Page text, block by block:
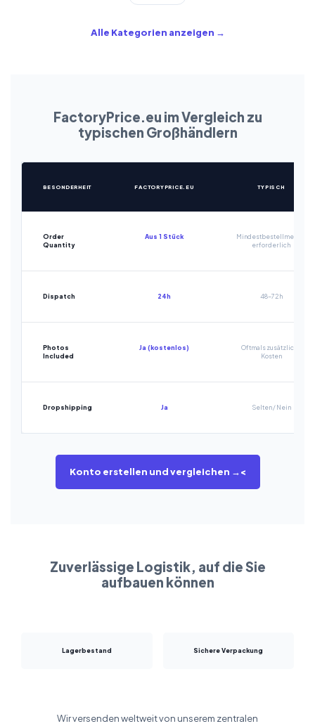
Alle Kategorien anzeigen →
FactoryPrice.eu im Vergleich zu
typischen Großhändlern
BESONDERHEIT FACTORYPRICE.EU TYPISCH
Order
Quantity
Aus 1 Stück
Mindestbestellmenge
erforderlich
Dispatch 24h 48-72h
Photos
Included
Ja (kostenlos)
Oftmals zusätzliche
Kosten
Dropshipping Ja Selten / Nein
Konto erstellen und vergleichen →<
Zuverlässige Logistik, auf die Sie
aufbauen können
Lagerbestand Sichere Verpackung
Wir versenden weltweit von unserem zentralen